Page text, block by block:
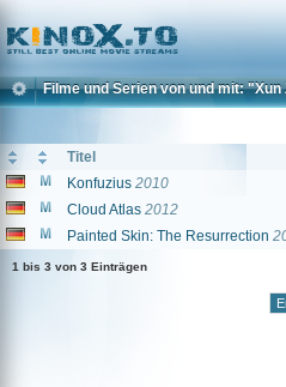
Home
Filme und Serien von und mit: "Xun
Titel
Konfuzius 2010
Cloud Atlas 2012
Painted Skin: The Resurrection
1 bis 3 von 3 Einträgen